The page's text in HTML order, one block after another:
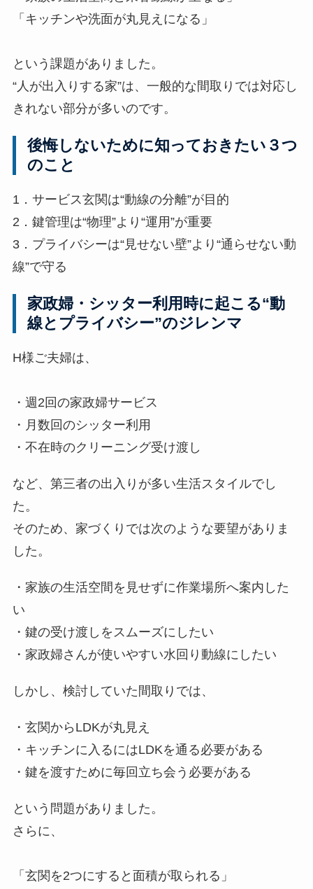
「キッチンや洗面が丸見えになる」
という課題がありました。
“人が出入りする家”は、一般的な間取りでは対応し
きれない部分が多いのです。
後悔しないために知っておきたい３つ
のこと
1．サービス玄関は“動線の分離”が目的
2．鍵管理は“物理”より“運用”が重要
3．プライバシーは“見せない壁”より“通らせない動
線”で守る
家政婦・シッター利用時に起こる“動
線とプライバシー”のジレンマ
H様ご夫婦は、
・週2回の家政婦サービス
・月数回のシッター利用
・不在時のクリーニング受け渡し
など、第三者の出入りが多い生活スタイルでし
た。
そのため、家づくりでは次のような要望がありま
した。
・家族の生活空間を見せずに作業場所へ案内した
い
・鍵の受け渡しをスムーズにしたい
・家政婦さんが使いやすい水回り動線にしたい
しかし、検討していた間取りでは、
・玄関からLDKが丸見え
・キッチンに入るにはLDKを通る必要がある
・鍵を渡すために毎回立ち会う必要がある
という問題がありました。
さらに、
「玄関を2つにすると面積が取られる」